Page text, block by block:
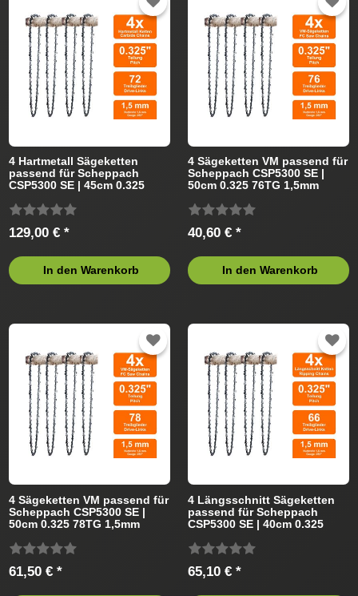
4 Hartmetall Sägeketten
passend für Scheppach
CSP5300 SE | 45cm 0.325
129,00 € *
In den Warenkorb
4 Sägeketten VM passend für
Scheppach CSP5300 SE |
50cm 0.325 76TG 1,5mm
40,60 € *
In den Warenkorb
4 Sägeketten VM passend für
Scheppach CSP5300 SE |
50cm 0.325 78TG 1,5mm
61,50 € *
4 Längsschnitt Sägeketten
passend für Scheppach
CSP5300 SE | 40cm 0.325
65,10 € *